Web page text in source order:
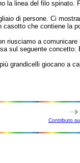
la linea del filo spinato.
di persone. Ci
che contiene la
riusciamo a comunicare
sul seguente concetto:
grandicelli giocano a
Contributo